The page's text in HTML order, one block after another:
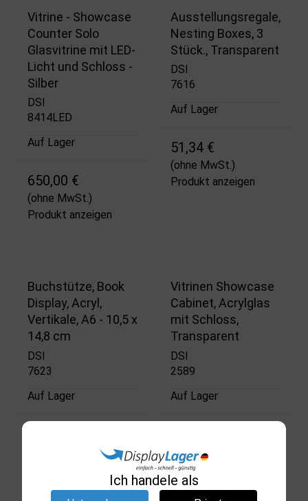
Vitrine - Showcase
Counter Solo
Glasvitrine mit LED-
Licht und Schloss -
Silber
DSI
8414LED
Auf Lager
650,00 €
(ohne MwSt.)
Produkt anzeigen
Ausstellungsregale,
Nesting Boxes, 3
Stück., Transparent
DSI
7616
Auf Lager
51,34 €
(ohne MwSt.)
Produkt anzeigen
Buchstütze, Book
Display, Acryl,
Vertikale, A6 - 10,5 x
14,8 cm
DSI
7623
Auf Lager
Vitrinen Showcase
Cabinet, Acrylglas
mit Schloss,
Transparent
DSI
2589
Auf Lager
(ohne MwSt.)
Produkt anzeigen
Ich handele als